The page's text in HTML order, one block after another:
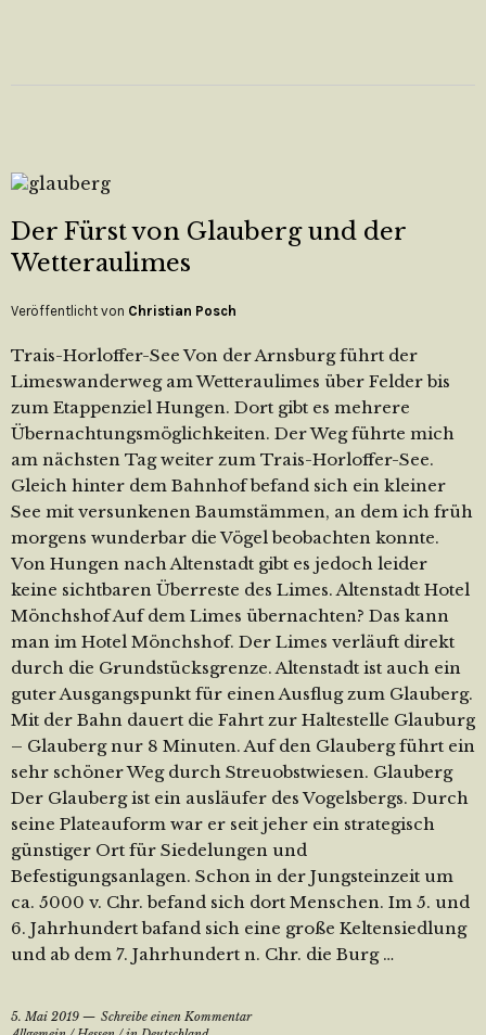
Der Fürst von Glauberg und der
Wetteraulimes
Veröffentlicht von Christian Posch
Trais-Horloffer-See Von der Arnsburg führt der
Limeswanderweg am Wetteraulimes über Felder bis
zum Etappenziel Hungen. Dort gibt es mehrere
Übernachtungsmöglichkeiten. Der Weg führte mich
am nächsten Tag weiter zum Trais-Horloffer-See.
Gleich hinter dem Bahnhof befand sich ein kleiner
See mit versunkenen Baumstämmen, an dem ich früh
morgens wunderbar die Vögel beobachten konnte.
Von Hungen nach Altenstadt gibt es jedoch leider
keine sichtbaren Überreste des Limes. Altenstadt Hotel
Mönchshof Auf dem Limes übernachten? Das kann
man im Hotel Mönchshof. Der Limes verläuft direkt
durch die Grundstücksgrenze. Altenstadt ist auch ein
guter Ausgangspunkt für einen Ausflug zum Glauberg.
Mit der Bahn dauert die Fahrt zur Haltestelle Glauburg
– Glauberg nur 8 Minuten. Auf den Glauberg führt ein
sehr schöner Weg durch Streuobstwiesen. Glauberg
Der Glauberg ist ein ausläufer des Vogelsbergs. Durch
seine Plateauform war er seit jeher ein strategisch
günstiger Ort für Siedelungen und
Befestigungsanlagen. Schon in der Jungsteinzeit um
ca. 5000 v. Chr. befand sich dort Menschen. Im 5. und
6. Jahrhundert bafand sich eine große Keltensiedlung
und ab dem 7. Jahrhundert n. Chr. die Burg …
5. Mai 2019
Schreibe einen Kommentar